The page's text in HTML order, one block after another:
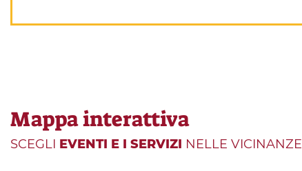
Mappa interattiva
SCEGLI EVENTI E I SERVIZI NELLE VICINANZE